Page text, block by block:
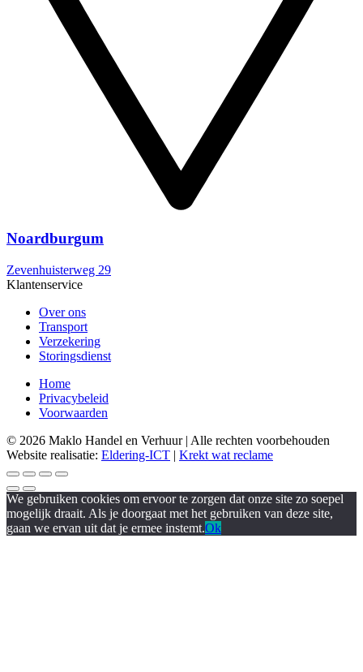
Noardburgum
Zevenhuisterweg 29
Klantenservice
Over ons
Transport
Verzekering
Storingsdienst
Home
Privacybeleid
Voorwaarden
© 2026 Maklo Handel en Verhuur | Alle rechten voorbehouden
Website realisatie: Eldering-ICT | Krekt wat reclame
We gebruiken cookies om ervoor te zorgen dat onze site zo soepel
mogelijk draait. Als je doorgaat met het gebruiken van deze site,
gaan we ervan uit dat je ermee instemt.Ok